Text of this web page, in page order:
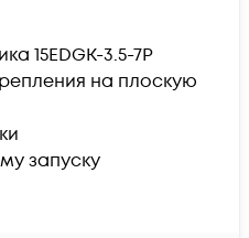
15EDGK-3.5-7P
на плоскую
запуску